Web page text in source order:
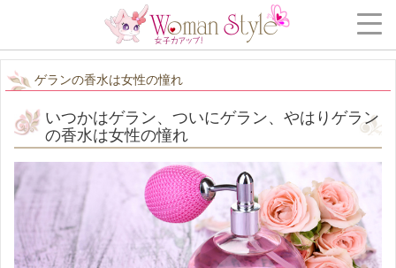
ゲランの香水は女性の憧れ
いつかはゲラン、ついにゲラン、やはりゲラン
の香水は女性の憧れ